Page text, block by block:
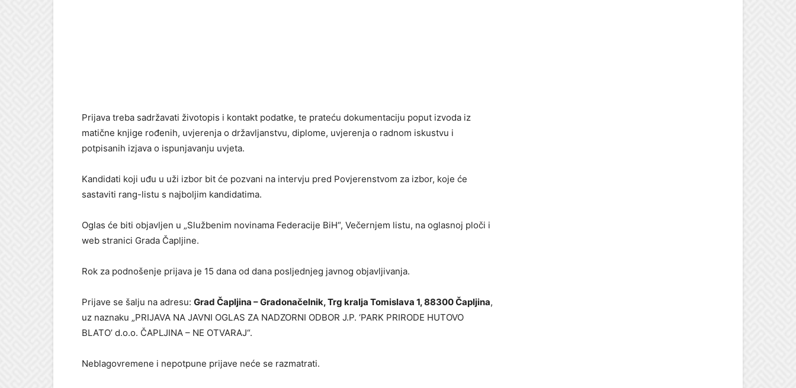
Prijava treba sadržavati životopis i kontakt podatke, te prateću dokumentaciju poput izvoda iz
matične knjige rođenih, uvjerenja o državljanstvu, diplome, uvjerenja o radnom iskustvu i
potpisanih izjava o ispunjavanju uvjeta.
Kandidati koji uđu u uži izbor bit će pozvani na intervju pred Povjerenstvom za izbor, koje će
sastaviti rang-listu s najboljim kandidatima.
Oglas će biti objavljen u „Službenim novinama Federacije BiH“, Večernjem listu, na oglasnoj ploči i
web stranici Grada Čapljine.
Rok za podnošenje prijava je 15 dana od dana posljednjeg javnog objavljivanja.
Prijave se šalju na adresu: Grad Čapljina – Gradonačelnik, Trg kralja Tomislava 1, 88300 Čapljina,
uz naznaku „PRIJAVA NA JAVNI OGLAS ZA NADZORNI ODBOR J.P. ‘PARK PRIRODE HUTOVO
BLATO’ d.o.o. ČAPLJINA – NE OTVARAJ“.
Neblagovremene i nepotpune prijave neće se razmatrati.